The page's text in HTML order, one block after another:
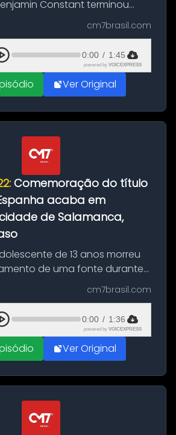
Constant terminou
de aproximadamente 115
em uma
no porto da cidade. O
cm7brasil.com
0:00 / 1:45
powered by VOICEXPRESS
Ver Original
Comemoração do título
acaba em
de Salamanca,
de 13 anos morreu
de uma fonte durante
pelo título da Copa do
pela Espanha, em
na província de Salamanca,
cm7brasil.com
0:00 / 1:36
powered by VOICEXPRESS
Ver Original